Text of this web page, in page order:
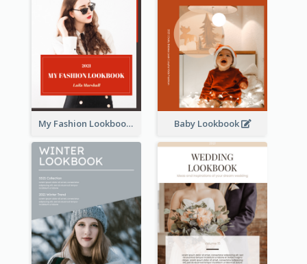
My Fashion Lookbook Baby Lookbook